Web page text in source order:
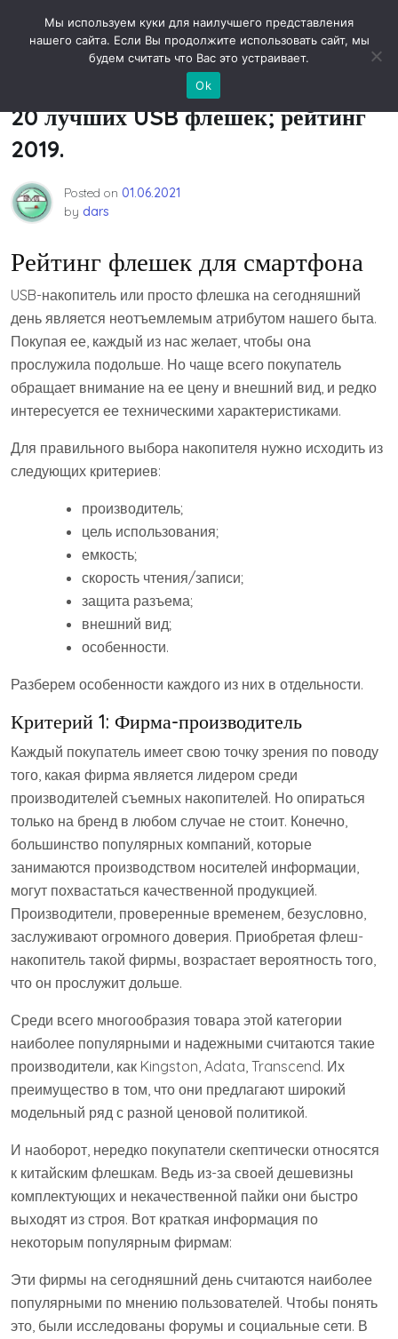
Новости технологий
Рейтинг флешек производители –
20 лучших USB флешек; рейтинг
2019.
Posted on 01.06.2021
by dars
Рейтинг флешек для смартфона
USB-накопитель или просто флешка на сегодняшний
день является неотъемлемым атрибутом нашего быта.
Покупая ее, каждый из нас желает, чтобы она
прослужила подольше. Но чаще всего покупатель
обращает внимание на ее цену и внешний вид, и редко
интересуется ее техническими характеристиками.
Для правильного выбора накопителя нужно исходить из
следующих критериев:
производитель;
цель использования;
емкость;
скорость чтения/записи;
защита разъема;
внешний вид;
особенности.
Разберем особенности каждого из них в отдельности.
Критерий 1: Фирма-производитель
Каждый покупатель имеет свою точку зрения по поводу
того, какая фирма является лидером среди
производителей съемных накопителей. Но опираться
только на бренд в любом случае не стоит. Конечно,
большинство популярных компаний, которые
занимаются производством носителей информации,
могут похвастаться качественной продукцией.
Производители, проверенные временем, безусловно,
заслуживают огромного доверия. Приобретая флеш-
накопитель такой фирмы, возрастает вероятность того,
что он прослужит дольше.
Среди всего многообразия товара этой категории
наиболее популярными и надежными считаются такие
производители, как Kingston, Adata, Transcend. Их
преимущество в том, что они предлагают широкий
модельный ряд с разной ценовой политикой.
И наоборот, нередко покупатели скептически относятся
к китайским флешкам. Ведь из-за своей дешевизны
комплектующих и некачественной пайки они быстро
выходят из строя. Вот краткая информация по
некоторым популярным фирмам:
Эти фирмы на сегодняшний день считаются наиболее
популярными по мнению пользователей. Чтобы понять
это, были исследованы форумы и социальные сети. В
Мы используем куки для наилучшего представления
нашего сайта. Если Вы продолжите использовать сайт, мы
будем считать что Вас это устраивает.
Ok